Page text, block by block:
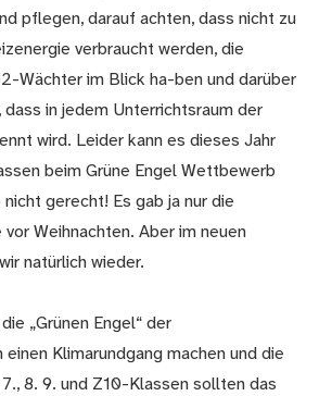
pflegen, darauf achten, dass nicht zu
verbraucht werden, die
Wächter im Blick ha-ben und darüber
dass in jedem Unterrichtsraum der
wird. Leider kann es dieses Jahr
beim Grüne Engel Wettbewerb
gerecht! Es gab ja nur die
Weihnachten. Aber im neuen
natürlich wieder.
„Grünen Engel“ der
Klimarundgang machen und die
8. 9. und Z10-Klassen sollten das